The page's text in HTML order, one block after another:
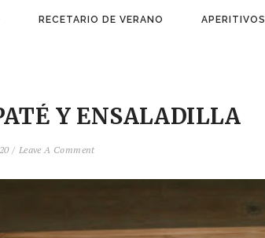
RECETARIO DE VERANO APERITIVOS
Y ENSALADILLA
/ Leave A Comment